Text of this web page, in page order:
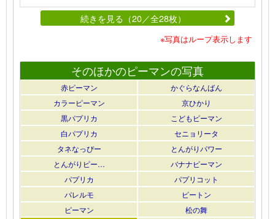
続きを見る（20／全28枚）
※写真はループ表示します
そのほかのピーマンの写真
赤ピーマン
かぐらなんばん
カラーピーマン
京ひかり
黒パプリカ
こどもピーマン
白パプリカ
セニョリータ
タネなっぴー
とんがりパワー
とんがりピー…
バナナピーマン
パプリカ
パプリコット
パレルモ
ピートン
ピーマン
松の舞